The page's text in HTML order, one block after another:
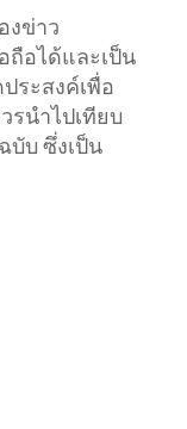
งข่าว
อได้และเป็น
ระสงค์เพื่อ
รนำไปเทียบ
บับ ซึ่งเป็น